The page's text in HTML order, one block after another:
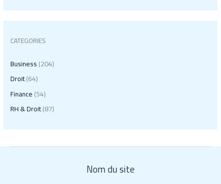
CATEGORIES
Business(204)
Droit(64)
Finance(54)
RH & Droit(87)
Nom du site